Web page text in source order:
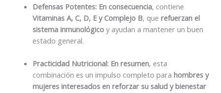
Defensas Potentes: En consecuencia, contiene
Vitaminas A, C, D, E y Complejo B, querefuerzan el
sistema inmunológico y ayudan a mantener un buen
estado general.
Practicidad Nutricional: En resumen, esta
combinación es un impulso completo parahombres y
mujeres interesados en reforzar su salud y bienestar